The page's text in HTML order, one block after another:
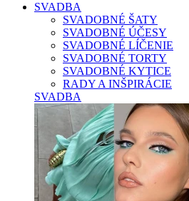
SVADBA
SVADOBNÉ ŠATY
SVADOBNÉ ÚČESY
SVADOBNÉ LÍČENIE
SVADOBNÉ TORTY
SVADOBNÉ KYTICE
RADY A INŠPIRÁCIE
SVADBA